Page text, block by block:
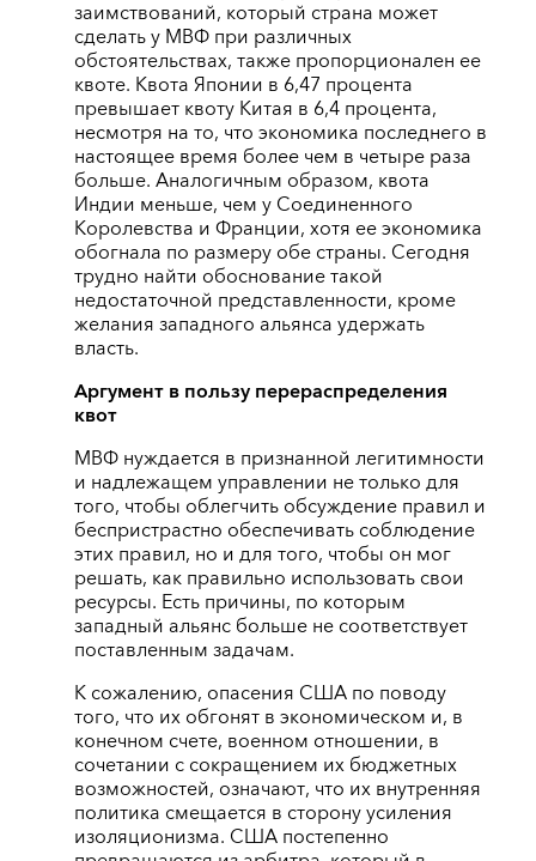
заимствований, который страна может
сделать у МВФ при различных
обстоятельствах, также пропорционален ее
квоте. Квота Японии в 6,47 процента
превышает квоту Китая в 6,4 процента,
несмотря на то, что экономика последнего в
настоящее время более чем в четыре раза
больше. Аналогичным образом, квота
Индии меньше, чем у Соединенного
Королевства и Франции, хотя ее экономика
обогнала по размеру обе страны. Сегодня
трудно найти обоснование такой
недостаточной представленности, кроме
желания западного альянса удержать
власть.
Аргумент в пользу перераспределения
квот
МВФ нуждается в признанной легитимности
и надлежащем управлении не только для
того, чтобы облегчить обсуждение правил и
беспристрастно обеспечивать соблюдение
этих правил, но и для того, чтобы он мог
решать, как правильно использовать свои
ресурсы. Есть причины, по которым
западный альянс больше не соответствует
поставленным задачам.
К сожалению, опасения США по поводу
того, что их обгонят в экономическом и, в
конечном счете, военном отношении, в
сочетании с сокращением их бюджетных
возможностей, означают, что их внутренняя
политика смещается в сторону усиления
изоляционизма. США постепенно